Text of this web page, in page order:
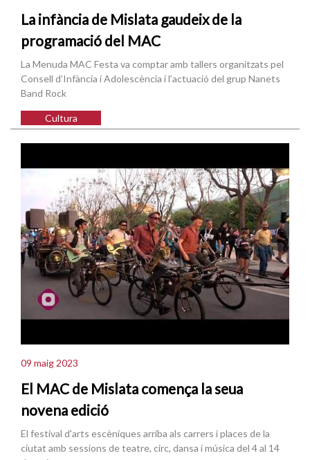
La infància de Mislata gaudeix de la
programació del MAC
La Menuda MAC Festa va comptar amb tallers organitzats pel
Consell d’Infància i Adolescència i l’actuació del grup Nanets
Band Rock
Cultura
09 maig 2023
El MAC de Mislata comença la seua
novena edició
El festival d'arts escèniques arriba als carrers i places de la
ciutat amb sessions de teatre, circ, dansa i música del 4 al 14